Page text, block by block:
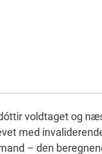
voldtaget og
med
– den